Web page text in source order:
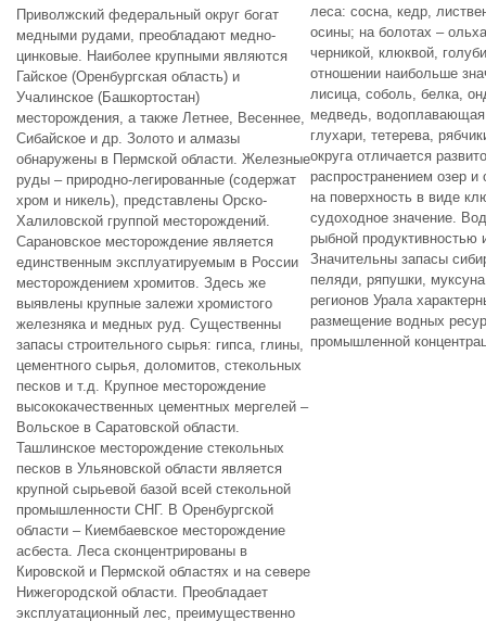
Приволжский федеральный округ богат
медными рудами, преобладают медно-
цинковые. Наиболее крупными являются
Гайское (Оренбургская область) и
Учалинское (Башкортостан)
месторождения, а также Летнее, Весеннее,
Сибайское и др. Золото и алмазы
обнаружены в Пермской области. Железные
руды – природно-легированные (содержат
хром и никель), представлены Орско-
Халиловской группой месторождений.
Сарановское месторождение является
единственным эксплуатируемым в России
месторождением хромитов. Здесь же
выявлены крупные залежи хромистого
железняка и медных руд. Существенны
запасы строительного сырья: гипса, глины,
цементного сырья, доломитов, стекольных
песков и т.д. Крупное месторождение
высококачественных цементных мергелей –
Вольское в Саратовской области.
Ташлинское месторождение стекольных
песков в Ульяновской области является
крупной сырьевой базой всей стекольной
промышленности СНГ. В Оренбургской
области – Киембаевское месторождение
асбеста. Леса сконцентрированы в
Кировской и Пермской областях и на севере
Нижегородской области. Преобладает
эксплуатационный лес, преимущественно
леса: сосна, кедр,
осины; на болотах –
черникой, клюквой,
отношении наибольше
лисица, соболь, белка,
медведь, водоплавающая
глухари, тетерева,
округа отличается
распространением озер
на поверхность в виде
судоходное значение.
рыбной
Значительны запасы
пеляди, ряпушки,
регионов Урала
размещение водных
промышленной